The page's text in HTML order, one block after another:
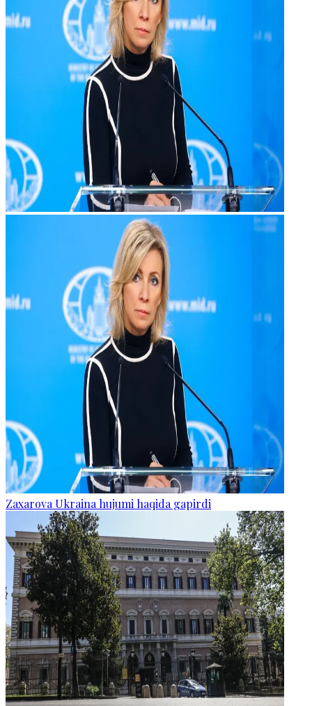
Zaxarova Ukraina hujumi haqida gapirdi